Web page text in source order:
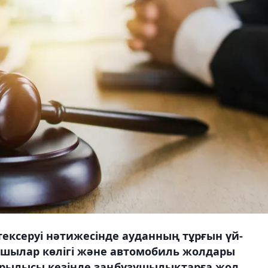
нәтижесінде ауданның тұрғын үй-
көлігі және автомобиль жолдары